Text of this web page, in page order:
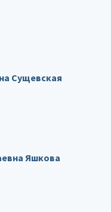
Сущевская
Яшкова